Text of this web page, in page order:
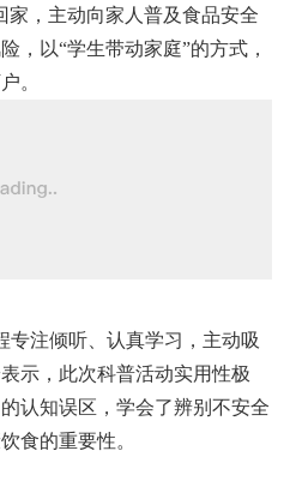
家，主动向家人普及食品安全
，以“学生带动家庭”的方式，
。
注倾听、认真学习，主动吸
示，此次科普活动实用性极
认知误区，学会了辨别不安全
食的重要性。